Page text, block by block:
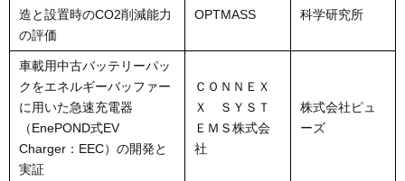
造と設置時のCO2削減能力
の評価
OPTMASS
科学研究所
車載用中古バッテリーパッ
クをエネルギーバッファー
に用いた急速充電器
（EnePOND式EV
Charger：EEC）の開発と
実証
ＣＯＮＮＥＸ
Ｘ ＳＹＳＴ
ＥＭＳ株式会
社
株式会社ピュ
ーズ